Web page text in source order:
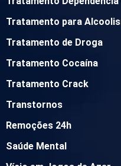
Tratamento para
Tratamento de Droga
Tratamento Cocaína
Tratamento Crack
Transtornos
Remoções 24h
Saúde Mental